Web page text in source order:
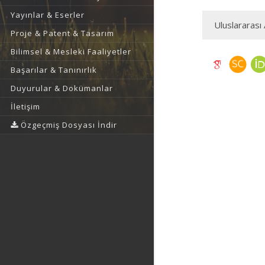
Yayınlar & Eserler
Proje & Patent & Tasarım
Bilimsel & Mesleki Faaliyetler
Başarılar & Tanınırlık
Duyurular & Dokümanlar
İletişim
Özgeçmiş Dosyası İndir
Uluslararası